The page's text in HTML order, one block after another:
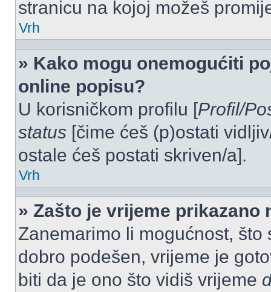
stranicu na kojoj možeš
Vrh
» Kako mogu onemogućiti
online popisu?
U korisničkom profilu [Profil/
status [čime ćeš (p)ostati
ostale ćeš postati skriven/a].
Vrh
» Zašto je vrijeme prikazano
Zanemarimo li mogućnost,
dobro podešen, vrijeme je
biti da je ono što vidiš vrijeme